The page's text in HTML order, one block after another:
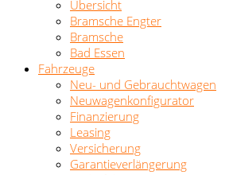
Übersicht
Bramsche Engter
Bramsche
Bad Essen
Fahrzeuge
Neu- und Gebrauchtwagen
Neuwagenkonfigurator
Finanzierung
Leasing
Versicherung
Garantieverlängerung